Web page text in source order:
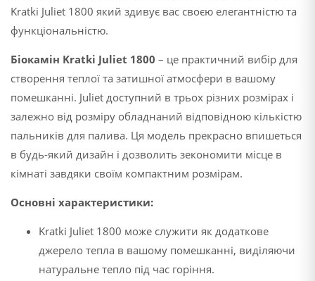
Kratki Juliet 1800 який здивує вас своєю елегантністю та
функціональністю.
Біокамін Kratki Juliet 1800 – це практичний вибір для
створення теплої та затишної атмосфери в вашому
помешканні. Juliet доступний в трьох різних розмірах і
залежно від розміру обладнаний відповідною кількістю
пальників для палива. Ця модель прекрасно впишеться
в будь-який дизайн і дозволить зекономити місце в
кімнаті завдяки своїм компактним розмірам.
Основні характеристики:
Kratki Juliet 1800 може служити як додаткове
джерело тепла в вашому помешканні, виділяючи
натуральне тепло під час горіння.